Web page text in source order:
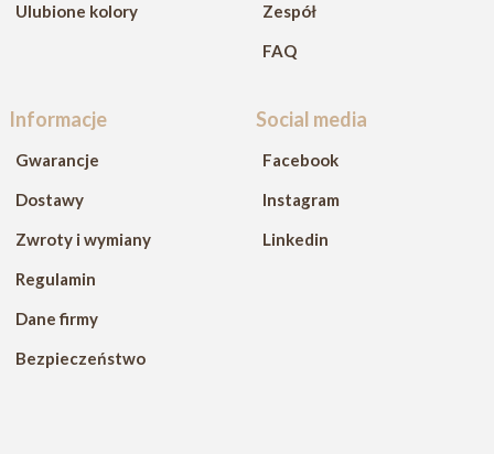
Ulubione kolory
Zespół
FAQ
Informacje
Gwarancje
Dostawy
Zwroty i wymiany
Regulamin
Dane firmy
Bezpieczeństwo
Social media
Facebook
Instagram
Linkedin